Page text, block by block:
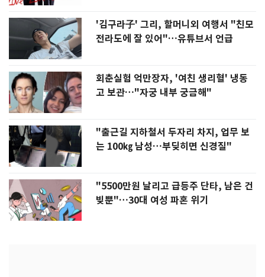
'김구라子' 그리, 할머니외 여행서 "친모
전라도에 잘 있어"…유튜브서 언급
회춘실험 억만장자, '여친 생리혈' 냉동
고 보관…"자궁 내부 궁금해"
"출근길 지하철서 두자리 차지, 업무 보
는 100㎏ 남성…부딪히면 신경질"
"5500만원 날리고 급등주 단타, 남은 건
빚뿐"…30대 여성 파혼 위기